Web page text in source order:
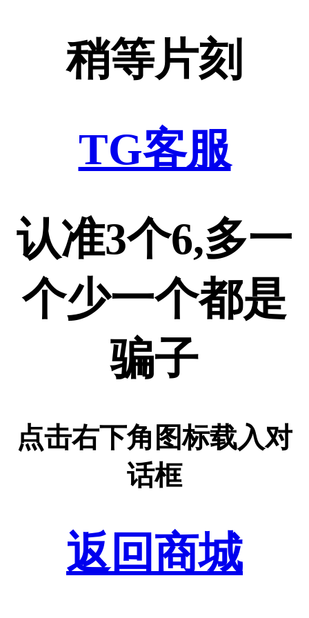
稍等片刻
TG客服
认准3个6,多一
个少一个都是
骗子
点击右下角图标载入对
话框
返回商城